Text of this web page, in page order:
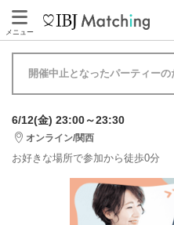
メニュー
開催中止となったパーティーの
6/12(金) 23:00～23:30
オンライン/関西
お好きな場所で参加から徒歩0分